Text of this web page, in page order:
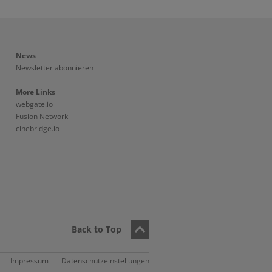
News
Newsletter abonnieren
More Links
webgate.io
Fusion Network
cinebridge.io
Back to Top
Impressum Datenschutzeinstellungen